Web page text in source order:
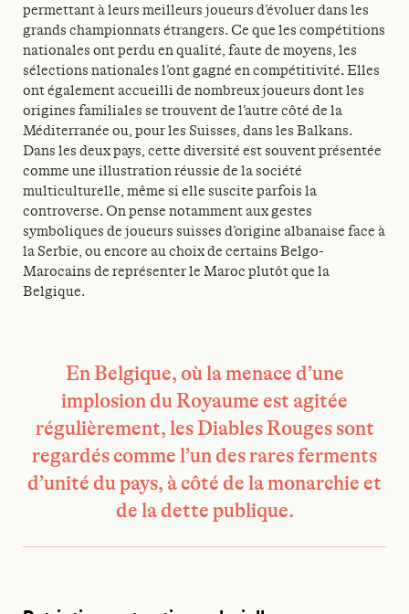
permettant à leurs meilleurs joueurs d’évoluer dans les
grands championnats étrangers. Ce que les compétitions
nationales ont perdu en qualité, faute de moyens, les
sélections nationales l’ont gagné en compétitivité. Elles
ont également accueilli de nombreux joueurs dont les
origines familiales se trouvent de l’autre côté de la
Méditerranée ou, pour les Suisses, dans les Balkans.
Dans les deux pays, cette diversité est souvent présentée
comme une illustration réussie de la société
multiculturelle, même si elle suscite parfois la
controverse. On pense notamment aux gestes
symboliques de joueurs suisses d’origine albanaise face à
la Serbie, ou encore au choix de certains Belgo-
Marocains de représenter le Maroc plutôt que la
Belgique.
En Belgique, où la menace d’une
implosion du Royaume est agitée
régulièrement, les Diables Rouges sont
regardés comme l’un des rares ferments
d’unité du pays, à côté de la monarchie et
de la dette publique.